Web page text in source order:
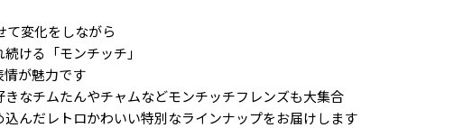
て変化をしながら
ける「モンチッチ」
情が魅力です
なチムたんやチャムなどモンチッチフレンズも大集合
んだレトロかわいい特別なラインナップをお届けします